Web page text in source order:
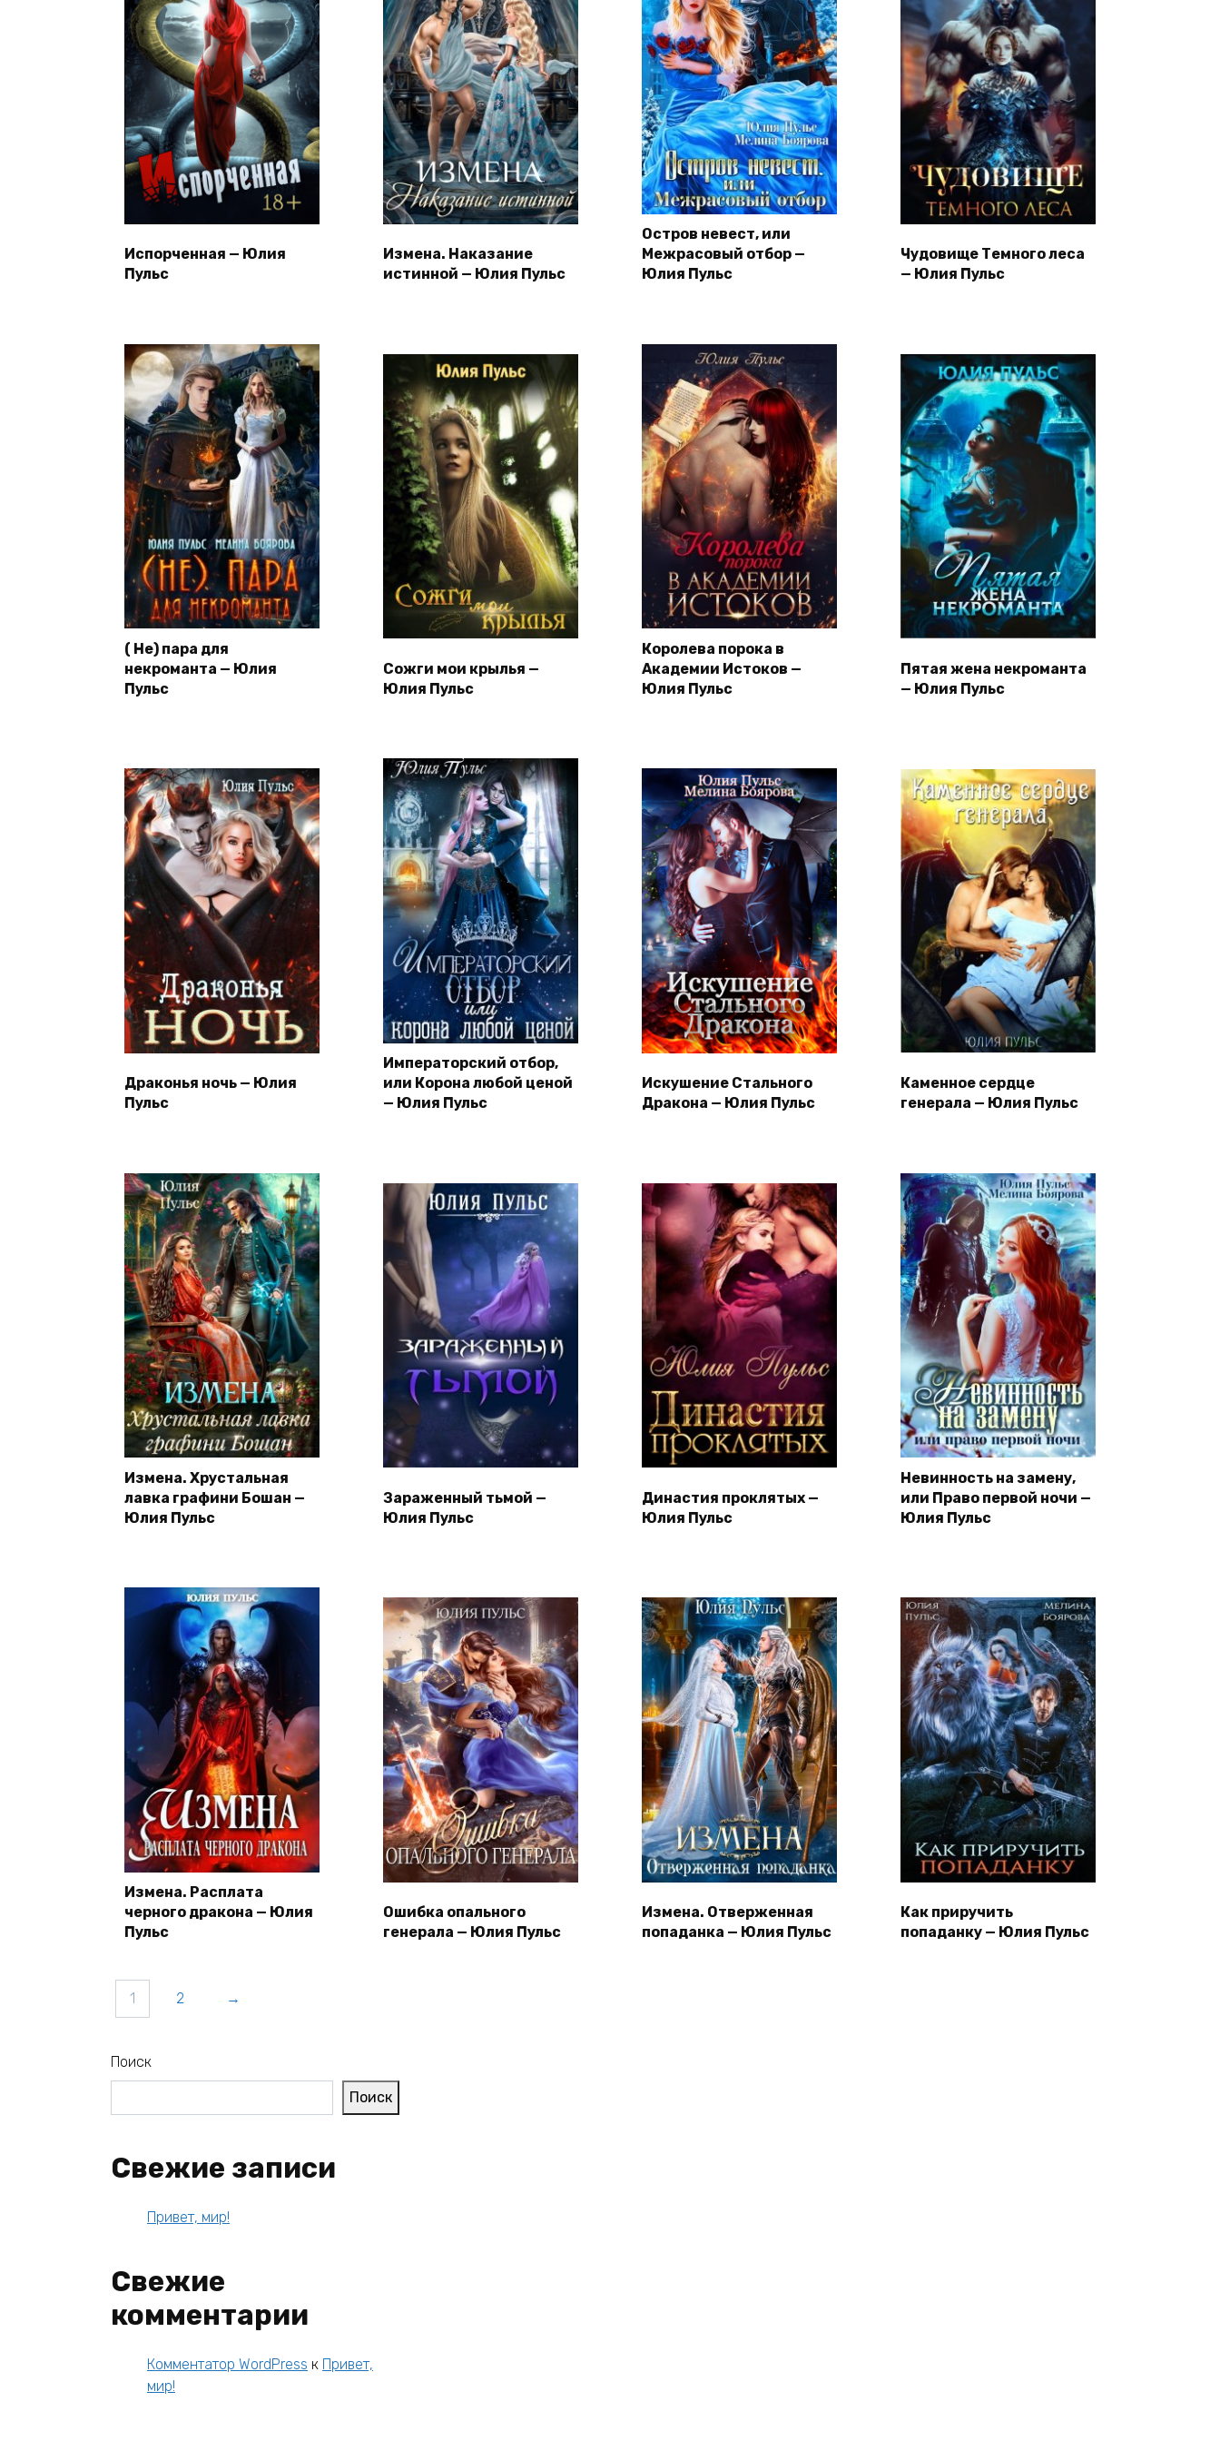
Испорченная — Юлия
Пульс
Измена. Наказание
истинной — Юлия Пульс
Остров невест, или
Межрасовый отбор —
Юлия Пульс
Чудовище Темного леса
— Юлия Пульс
( Не) пара для
некроманта — Юлия
Пульс
Сожги мои крылья —
Юлия Пульс
Королева порока в
Академии Истоков —
Юлия Пульс
Пятая жена некроманта
— Юлия Пульс
Драконья ночь — Юлия
Пульс
Императорский отбор,
или Корона любой ценой
— Юлия Пульс
Искушение Стального
Дракона — Юлия Пульс
Каменное сердце
генерала — Юлия Пульс
Измена. Хрустальная
лавка графини Бошан —
Юлия Пульс
Зараженный тьмой —
Юлия Пульс
Династия проклятых —
Юлия Пульс
Невинность на замену,
или Право первой ночи —
Юлия Пульс
Измена. Расплата
черного дракона — Юлия
Пульс
Ошибка опального
генерала — Юлия Пульс
Измена. Отверженная
попаданка — Юлия Пульс
Как приручить
попаданку — Юлия Пульс
1 2 →
Поиск
Поиск
Свежие записи
Привет, мир!
Свежие
комментарии
Комментатор WordPress к Привет,
мир!